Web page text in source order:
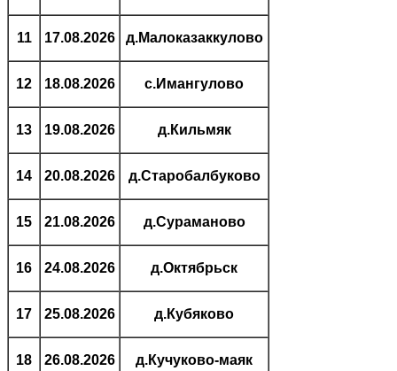
11 17.08.2026 д.Малоказаккулово
12 18.08.2026 с.Имангулово
13 19.08.2026 д.Кильмяк
14 20.08.2026 д.Старобалбуково
15 21.08.2026 д.Сураманово
16 24.08.2026 д.Октябрьск
17 25.08.2026 д.Кубяково
18 26.08.2026 д.Кучуково-маяк